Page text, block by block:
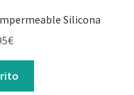
Silicona
€